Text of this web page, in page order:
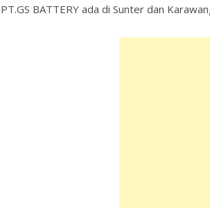
PT.GS BATTERY ada di Sunter dan